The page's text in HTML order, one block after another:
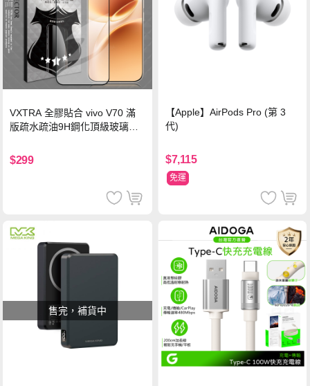
VXTRA 全膠貼合 vivo V70 滿
版疏水疏油9H鋼化頂級玻璃貼
$299
【Apple】AirPods Pro (第 3
代)
$7,115
免運
售完，補貨中